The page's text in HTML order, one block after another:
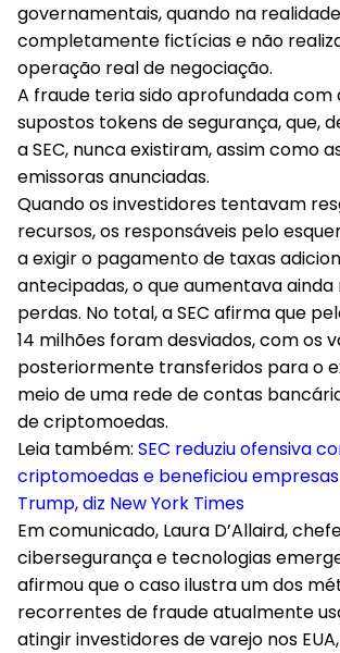
governamentais, quando na
completamente fictícias e não
operação real de negociação.
A fraude teria sido aprofundada com
supostos tokens de segurança, que,
a SEC, nunca existiram, assim como
emissoras anunciadas.
Quando os investidores tentavam
recursos, os responsáveis pelo
a exigir o pagamento de taxas
antecipadas, o que aumentava ainda
perdas. No total, a SEC afirma que
14 milhões foram desviados, com os
posteriormente transferidos para o
meio de uma rede de contas
de criptomoedas.
Leia também: SEC reduziu ofensiva
criptomoedas e beneficiou
Trump, diz New York Times
Em comunicado, Laura D’Allaird,
cibersegurança e tecnologias
afirmou que o caso ilustra um dos
recorrentes de fraude atualmente
atingir investidores de varejo nos